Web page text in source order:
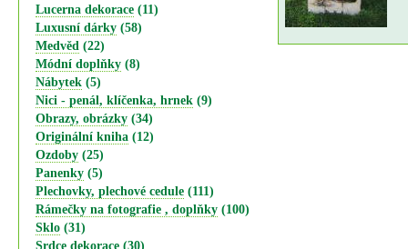
Lucerna dekorace (11)
Luxusní dárky (58)
Medvěd (22)
Módní doplňky (8)
Nábytek (5)
Nici - penál, klíčenka, hrnek (9)
Obrazy, obrázky (34)
Originální kniha (12)
Ozdoby (25)
Panenky (5)
Plechovky, plechové cedule (111)
Rámečky na fotografie , doplňky (100)
Sklo (31)
Srdce dekorace (30)